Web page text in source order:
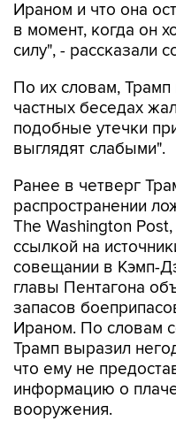
Ираном и что она
в момент, когда он
силу", - рассказали
По их словам,
частных беседах
подобные утечки
выглядят слабыми".
Ранее в четверг
распространении
The Washington
ссылкой на
совещании в Кэмп-
главы Пентагона
запасов
Ираном. По словам
Трамп выразил
что ему не
информацию о
вооружения.